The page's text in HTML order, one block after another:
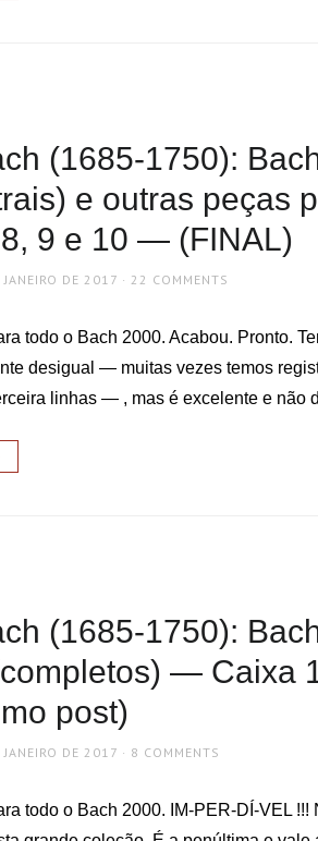
(1685-1750):
e outras peças
9 e 10 — (FINAL)
JANEIRO DE 2017 22 COMMENTS
todo o Bach 2000. Acabou. Pronto.
desigual — muitas vezes temos
linhas — , mas é excelente e não
(1685-1750):
— Caixa
post)
JANEIRO DE 2017 8 COMMENTS
todo o Bach 2000. IM-PER-DÍ-VEL